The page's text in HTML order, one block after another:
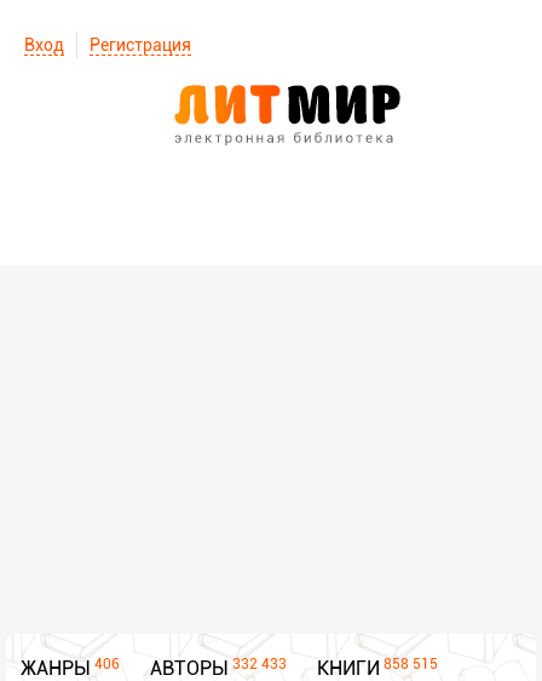
Вход Регистрация
ЖАНРЫ 406 АВТОРЫ 332 433 КНИГИ 858 515